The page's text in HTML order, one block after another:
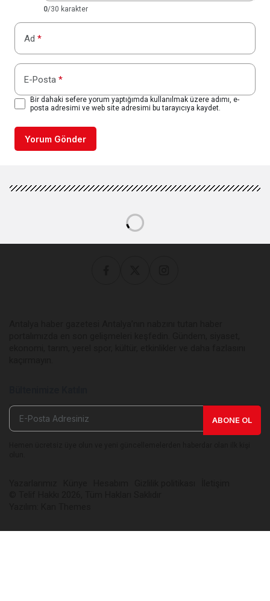
0/30 karakter
Ad *
E-Posta *
Bir dahaki sefere yorum yaptığımda kullanılmak üzere adımı, e-
posta adresimi ve web site adresimi bu tarayıcıya kaydet.
Yorum Gönder
ABONE OL